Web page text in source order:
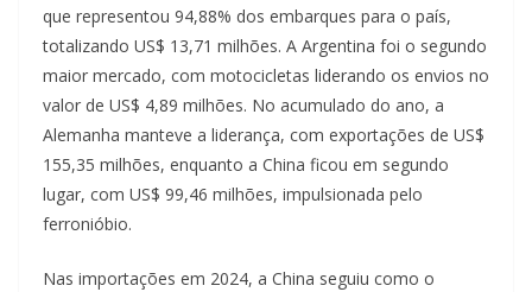
que representou 94,88% dos embarques para o país,
totalizando US$ 13,71 milhões. A Argentina foi o segundo
maior mercado, com motocicletas liderando os envios no
valor de US$ 4,89 milhões. No acumulado do ano, a
Alemanha manteve a liderança, com exportações de US$
155,35 milhões, enquanto a China ficou em segundo
lugar, com US$ 99,46 milhões, impulsionada pelo
ferronióbio.
Nas importações em 2024, a China seguiu como o